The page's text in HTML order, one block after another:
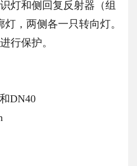
灯和侧回复反射器（组
，两侧各一只转向灯。
行保护。
DN40